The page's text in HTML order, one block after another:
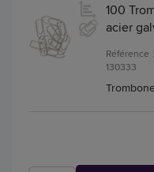
100
acier
Référence :
130333